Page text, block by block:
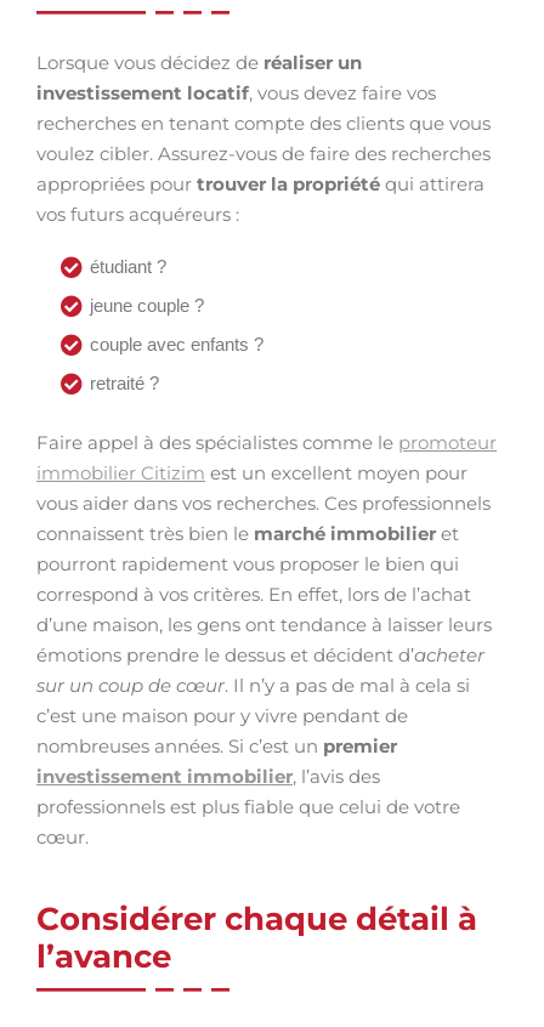
Lorsque vous décidez de réaliser un
investissement locatif, vous devez faire vos
recherches en tenant compte des clients que vous
voulez cibler. Assurez-vous de faire des recherches
appropriées pour trouver la propriété qui attirera
vos futurs acquéreurs :
étudiant ?
jeune couple ?
couple avec enfants ?
retraité ?
Faire appel à des spécialistes comme le promoteur
immobilier Citizim est un excellent moyen pour
vous aider dans vos recherches. Ces professionnels
connaissent très bien le marché immobilier et
pourront rapidement vous proposer le bien qui
correspond à vos critères. En effet, lors de l’achat
d’une maison, les gens ont tendance à laisser leurs
émotions prendre le dessus et décident d’acheter
sur un coup de cœur. Il n’y a pas de mal à cela si
c’est une maison pour y vivre pendant de
nombreuses années. Si c’est un premier
investissement immobilier, l’avis des
professionnels est plus fiable que celui de votre
cœur.
Considérer chaque détail à
l’avance